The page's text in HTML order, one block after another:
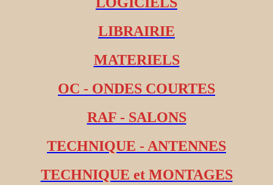
LIBRAIRIE
MATERIELS
OC - ONDES COURTES
RAF - SALONS
TECHNIQUE - ANTENNES
TECHNIQUE et MONTAGES